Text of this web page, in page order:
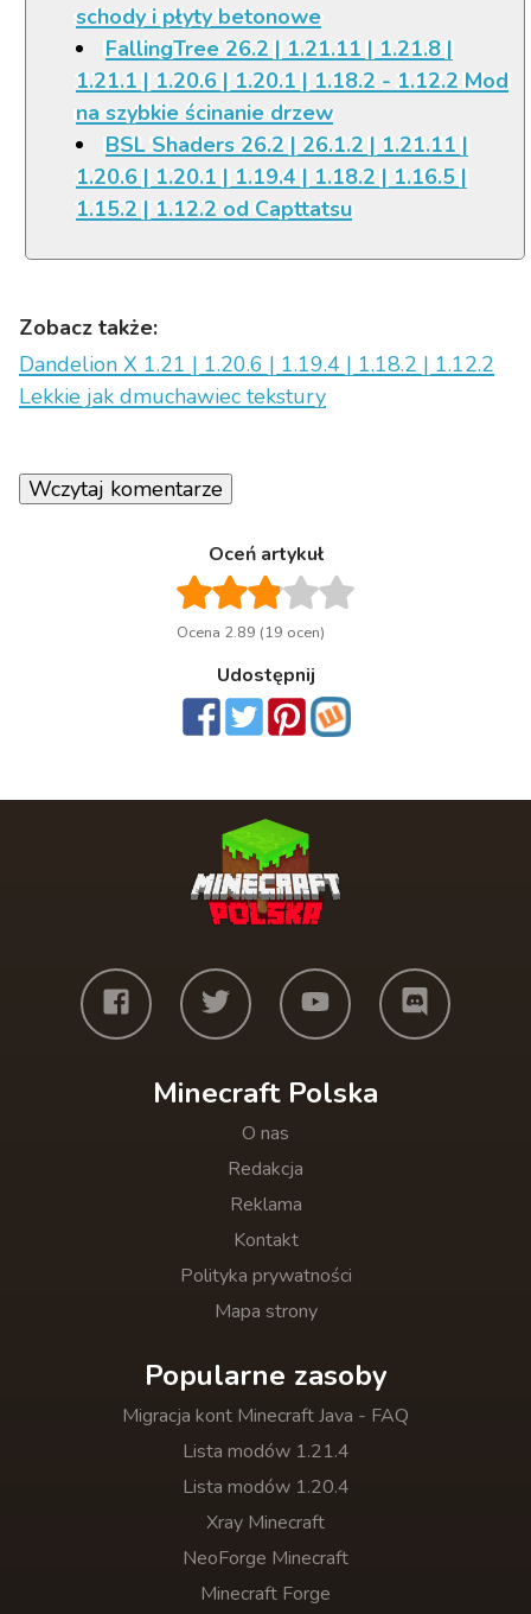
schody i płyty betonowe
FallingTree 26.2 | 1.21.11 | 1.21.8 |
1.21.1 | 1.20.6 | 1.20.1 | 1.18.2 - 1.12.2 Mod
na szybkie ścinanie drzew
BSL Shaders 26.2 | 26.1.2 | 1.21.11 |
1.20.6 | 1.20.1 | 1.19.4 | 1.18.2 | 1.16.5 |
1.15.2 | 1.12.2 od Capttatsu
Zobacz także:
Dandelion X 1.21 | 1.20.6 | 1.19.4 | 1.18.2 | 1.12.2
Lekkie jak dmuchawiec tekstury
Wczytaj komentarze
Oceń artykuł
Ocena 2.89 (19 ocen)
Udostępnij
Minecraft Polska
O nas
Redakcja
Reklama
Kontakt
Polityka prywatności
Mapa strony
Popularne zasoby
Migracja kont Minecraft Java - FAQ
Lista modów 1.21.4
Lista modów 1.20.4
Xray Minecraft
NeoForge Minecraft
Minecraft Forge